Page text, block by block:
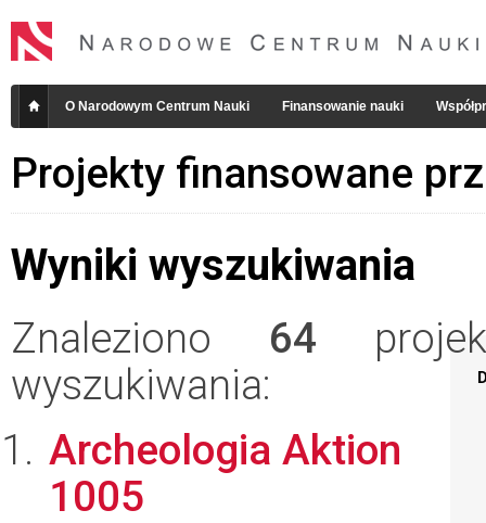
O Narodowym Centrum Nauki Finansowanie nauki
Projekty finansowane
Wyniki wyszukiwania
Znaleziono 64
wyszukiwania:
Archeologia Aktion
1005